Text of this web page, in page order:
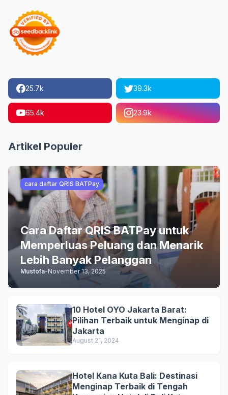
25.7k 39.3k
65.4k 23.9k
Artikel Populer
cara daftar QRIS BATPay
Cara Daftar QRIS BATPay untuk
Memperluas Peluang dan Menarik
Lebih Banyak Pelanggan
Mustofa-November 13, 2025
10 Hotel OYO Jakarta Barat:
Pilihan Terbaik untuk Menginap di
Jakarta
August 21, 2024
Hotel Kana Kuta Bali: Destinasi
Menginap Terbaik di Tengah